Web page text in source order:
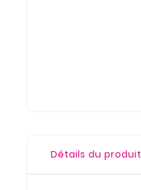
Détails du produit